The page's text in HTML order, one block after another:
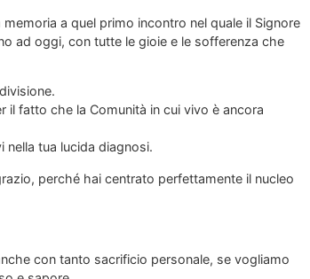
a quel primo incontro nel quale il Signore
ad oggi, con tutte le gioie e le sofferenza che
il fatto che la Comunità in cui vivo è ancora
tua lucida diagnosi.
perché hai centrato perfettamente il nucleo
con tanto sacrificio personale, se vogliamo